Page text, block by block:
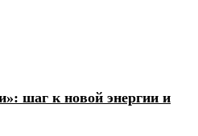
шаг к новой энергии и